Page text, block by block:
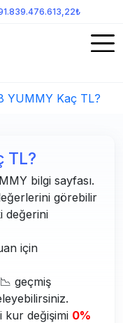
YUMMY Kaç TL?
TL?
bilgi sayfası.
görebilir
değerini
için
geçmiş
kur değişimi 0%